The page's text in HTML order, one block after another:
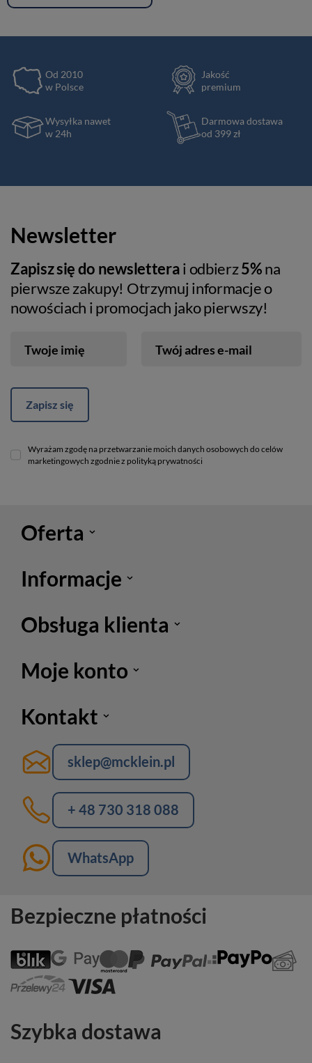
Od 2010
w Polsce
Jakość
premium
Wysyłka nawet
w 24h
Darmowa dostawa
od 399 zł
Newsletter
Zapisz się do newsletterai odbierz5%na
pierwsze zakupy! Otrzymuj informacje o
nowościach i promocjach jako pierwszy!
Twoje imię Twój adres e-mail
Zapisz się
Wyrażam zgodę na przetwarzanie moich danych osobowych do celów
marketingowych zgodnie z polityką prywatności
Oferta
Informacje
Obsługa klienta
Moje konto
Kontakt
sklep@mcklein.pl
+ 48 730 318 088
WhatsApp
Bezpieczne płatności
Szybka dostawa